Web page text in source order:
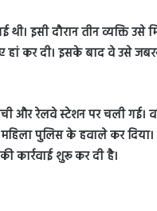
थी। इसी दौरान तीन व्यक्ति
हां कर दी। इसके बाद वे उसे
और रेलवे स्टेशन पर चली गई।
पुलिस के हवाले कर दिया।
कार्रवाई शुरू कर दी है।